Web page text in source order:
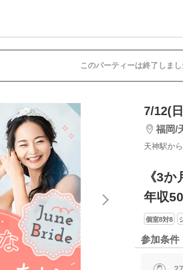
このパーティーは終了しまし
7/12(
福岡/
天神駅か
《3
年収
個室8対8
参加条件